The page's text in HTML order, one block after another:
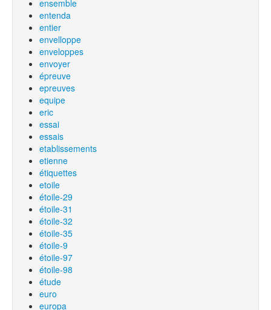
ensemble
entenda
entier
envelloppe
enveloppes
envoyer
épreuve
epreuves
equipe
eric
essai
essais
etablissements
etienne
étiquettes
etoile
étoile-29
étoile-31
étoile-32
étoile-35
étoile-9
étoile-97
étoile-98
étude
euro
europa